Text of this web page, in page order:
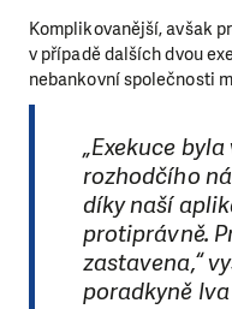
Komplikovanější, avšak
v případě dalších dvou
nebankovní společnosti
„Exekuce
rozhodčího
díky naší
protiprávně.
zastavena,“
poradkyně